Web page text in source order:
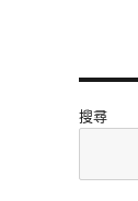
搜尋